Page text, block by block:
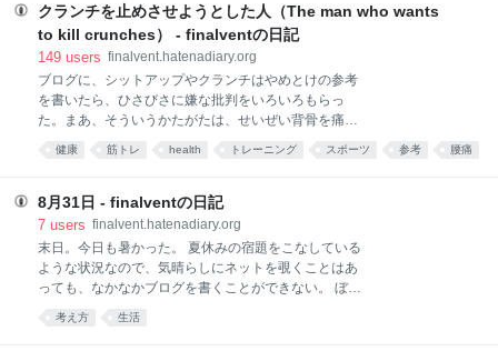
が）。自分もそんな
been established, and the ballistic nature of such
sporting activities has little applicability to controlled
dynamic abdominal exercises. Based on cur
クランチを止めさせようとした人（The man who wants
to kill crunches） - finalventの日記
149 users finalvent.hatenadiary.org
ブログに、シットアップやクランチはやめとけの参考
を書いたら、ひさびさに嫌な批判をいろいろもらっ
た。まあ、そういうかたがたは、せいぜい背骨を痛め
てくださいな。 なので、ブログのほうには書かないけ
ど、気になった、マギル先生の話はもう一つあるの
ことが言えるというのが、自分では気になっていたの
で。 以下、意図が通ればいいやくらいの粗い意訳なん
で、関心ある人は適当に参考にして、くらい。批判
は、俺に言うなよ、です。詳しく知りたい人は、ちゃ
んと元ネタ見といてね。 元ネタ⇒The man who wants
Health - Macleans.ca スチュアート・マギルは背骨が
健康 筋トレ health トレーニング スポーツ 参考 腰痛
8月31日 - finalventの日記
7 users finalvent.hatenadiary.org
末日。今日も暑かった。 夏休みの宿題をこなしている
ような状況なので、気晴らしにネットを覗くことはあ
っても、なかなかブログを書くことができない。 ぼん
やりしていると、いろいろ心に思いがうかんでくる。
「あまちゃん」に普通に感動して、青春を回顧してい
考え方 生活